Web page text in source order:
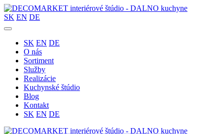
SK EN DE
SK EN DE
O nás
Sortiment
Služby
Realizácie
Kuchynské štúdio
Blog
Kontakt
SK EN DE